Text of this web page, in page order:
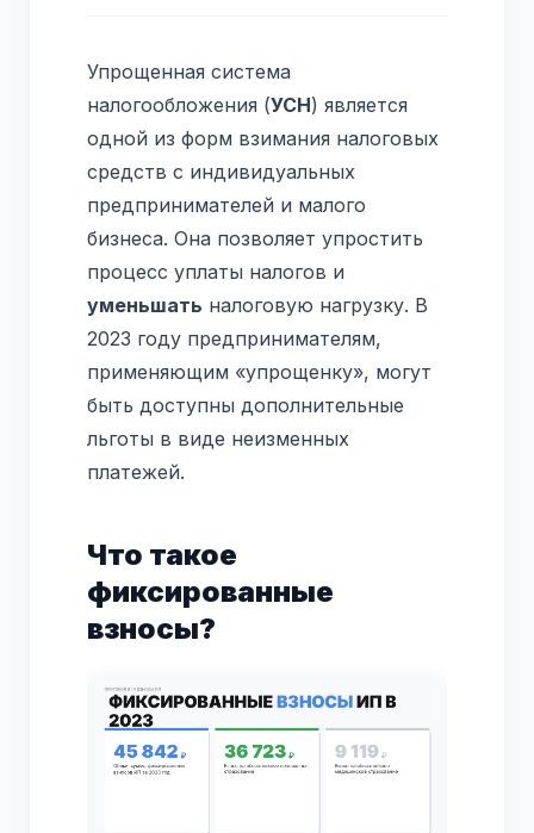
Упрощенная система
налогообложения (УСН) является
одной из форм взимания налоговых
средств с индивидуальных
предпринимателей и малого
бизнеса. Она позволяет упростить
процесс уплаты налогов и
уменьшать налоговую нагрузку. В
2023 году предпринимателям,
применяющим «упрощенку», могут
быть доступны дополнительные
льготы в виде неизменных
платежей.
Что такое
фиксированные
взносы?